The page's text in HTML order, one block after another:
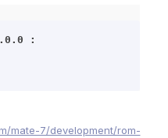
:
mate-7/development/rom-